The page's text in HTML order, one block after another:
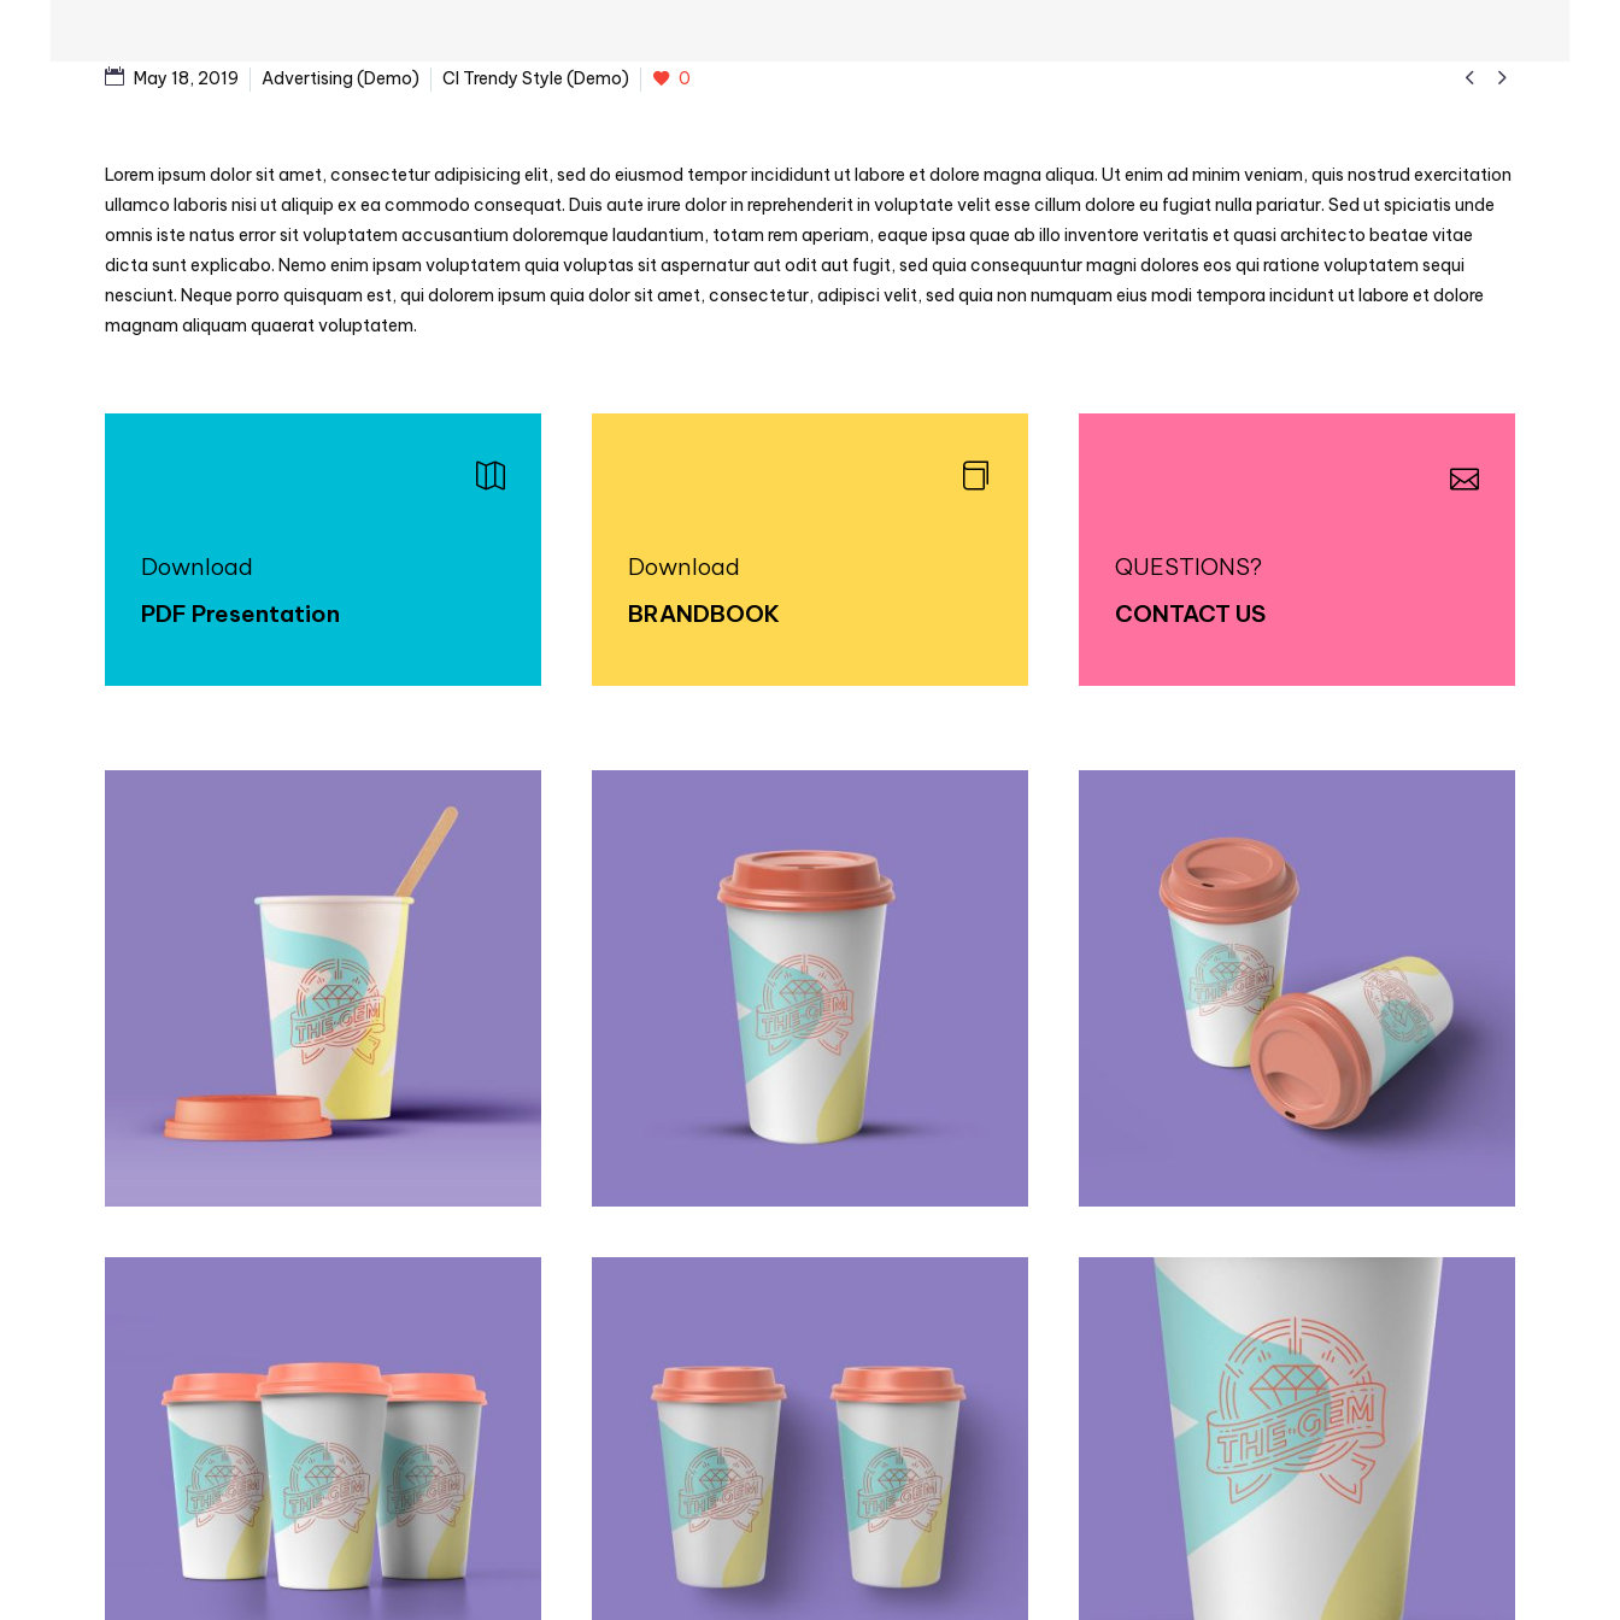
 
May 18, 2019 Advertising (Demo) CI Trendy Style (Demo) 0
Lorem ipsum dolor sit amet, consectetur adipisicing elit, sed do eiusmod tempor incididunt ut labore et dolore magna aliqua. Ut enim ad minim veniam, quis nostrud exercitation
ullamco laboris nisi ut aliquip ex ea commodo consequat. Duis aute irure dolor in reprehenderit in voluptate velit esse cillum dolore eu fugiat nulla pariatur. Sed ut spiciatis unde
omnis iste natus error sit voluptatem accusantium doloremque laudantium, totam rem aperiam, eaque ipsa quae ab illo inventore veritatis et quasi architecto beatae vitae
dicta sunt explicabo. Nemo enim ipsam voluptatem quia voluptas sit aspernatur aut odit aut fugit, sed quia consequuntur magni dolores eos qui ratione voluptatem sequi
nesciunt. Neque porro quisquam est, qui dolorem ipsum quia dolor sit amet, consectetur, adipisci velit, sed quia non numquam eius modi tempora incidunt ut labore et dolore
magnam aliquam quaerat voluptatem.
Download
PDF Presentation
Download
BRANDBOOK
QUESTIONS?
CONTACT US